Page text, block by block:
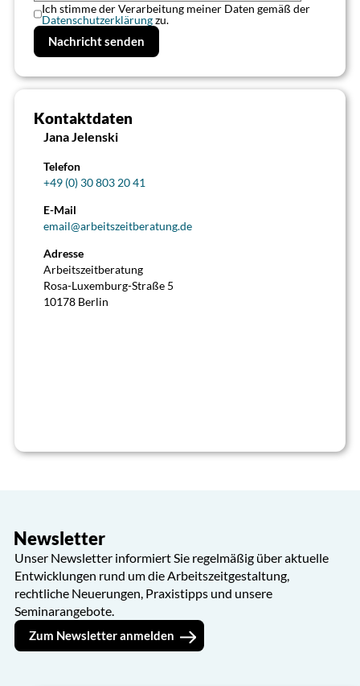
Ich stimme der Verarbeitung meiner Daten gemäß der
Datenschutzerklärungzu.
Kontaktdaten
>
Jana Jelenski
Telefon
+49 (0) 30 803 20 41
E-Mail
email@arbeitszeitberatung.de
Adresse
Arbeitszeitberatung
Rosa-Luxemburg-Straße 5
10178 Berlin
Newsletter
Unser Newsletter informiert Sie regelmäßig über aktuelle
Entwicklungen rund um die Arbeitszeitgestaltung,
rechtliche Neuerungen, Praxistipps und unsere
Seminarangebote.
Zum Newsletter anmelden